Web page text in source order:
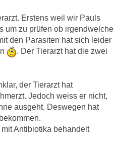
Erstens weil wir Pauls
um zu prüfen ob irgendwelche
den Parasiten hat sich leider
. Der Tierarzt hat die zwei
der Tierarzt hat
Jedoch weiss er nicht,
ausgeht. Deswegen hat
Antibiotika behandelt